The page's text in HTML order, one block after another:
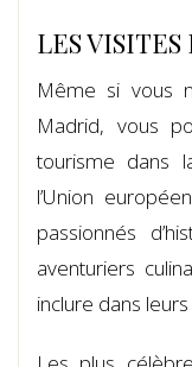
LES
Même si vous
Madrid, vous
tourisme dans
l’Union
passionnés
aventuriers
inclure dans leurs